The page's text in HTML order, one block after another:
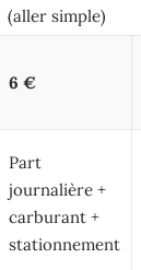
(aller simple)
6 €
Part
journalière +
carburant +
stationnement